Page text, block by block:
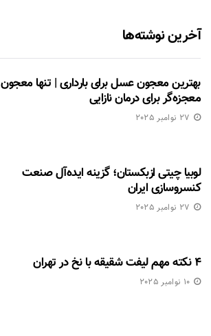
آخرین نوشته‌ها
بهترین معجون عسل برای بارداری | تنها معجون
معجزه‌گر برای درمان نازایی
27 نوامبر 2025
لوبیا چیتی ازبکستان؛ گزینه ایده‌آل صنعت
کنسروسازی ایران
27 نوامبر 2025
۴ نکته مهم لیفت شقیقه با نخ در تهران
10 نوامبر 2025